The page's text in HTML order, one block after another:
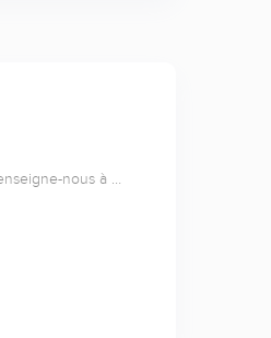
nous à …